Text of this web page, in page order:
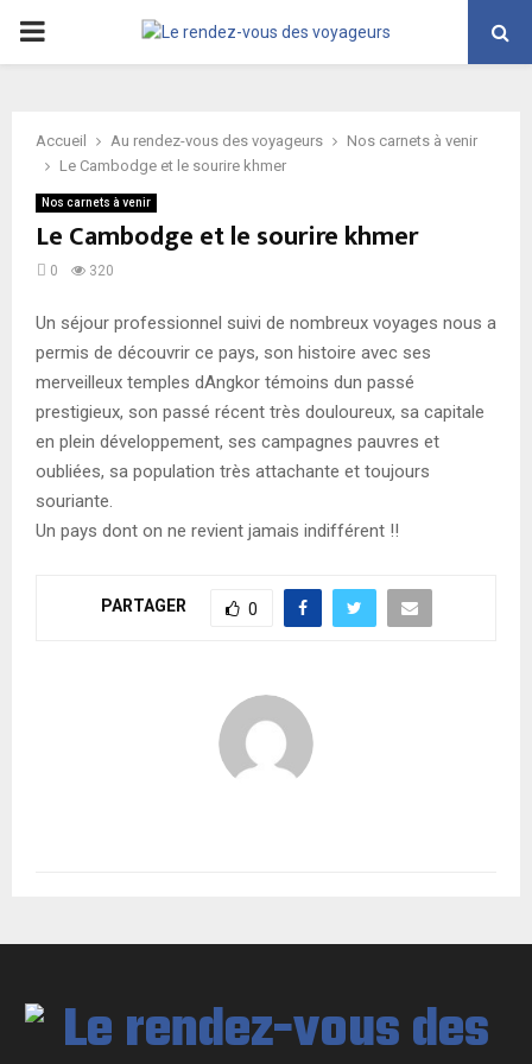
PRIMARY
Accueil Au rendez-vous des voyageurs
Nos carnets à venir
Le Cambodge et le sourire khmer
Nos carnets à venir
Le Cambodge et le sourire khmer
0 320
Un séjour professionnel suivi de nombreux voyages nous a
permis de découvrir ce pays, son histoire avec ses
merveilleux temples dAngkor témoins dun passé
prestigieux, son passé récent très douloureux, sa capitale
en plein développement, ses campagnes pauvres et
oubliées, sa population très attachante et toujours
souriante.
Un pays dont on ne revient jamais indifférent !!
PARTAGER 0